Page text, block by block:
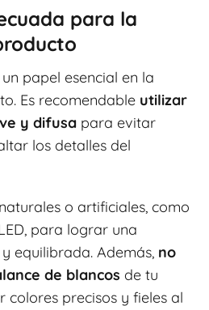
para la
papel esencial en la
Es recomendable utilizar
y difusa para evitar
los detalles del
o artificiales, como
para lograr una
equilibrada. Además, no
de blancos de tu
precisos y fieles al